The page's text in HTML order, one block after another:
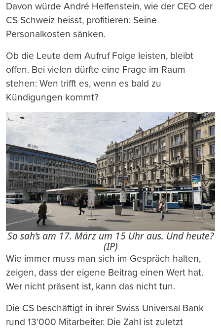
Davon würde André Helfenstein, wie der CEO der
CS Schweiz heisst, profitieren: Seine
Personalkosten sänken.
Ob die Leute dem Aufruf Folge leisten, bleibt
offen. Bei vielen dürfte eine Frage im Raum
stehen: Wen trifft es, wenn es bald zu
Kündigungen kommt?
So sah’s am 17. März um 15 Uhr aus. Und heute?
(IP)
Wie immer muss man sich im Gespräch halten,
zeigen, dass der eigene Beitrag einen Wert hat.
Wer nicht präsent ist, kann das nicht tun.
Die CS beschäftigt in ihrer Swiss Universal Bank
rund 13’000 Mitarbeiter. Die Zahl ist zuletzt